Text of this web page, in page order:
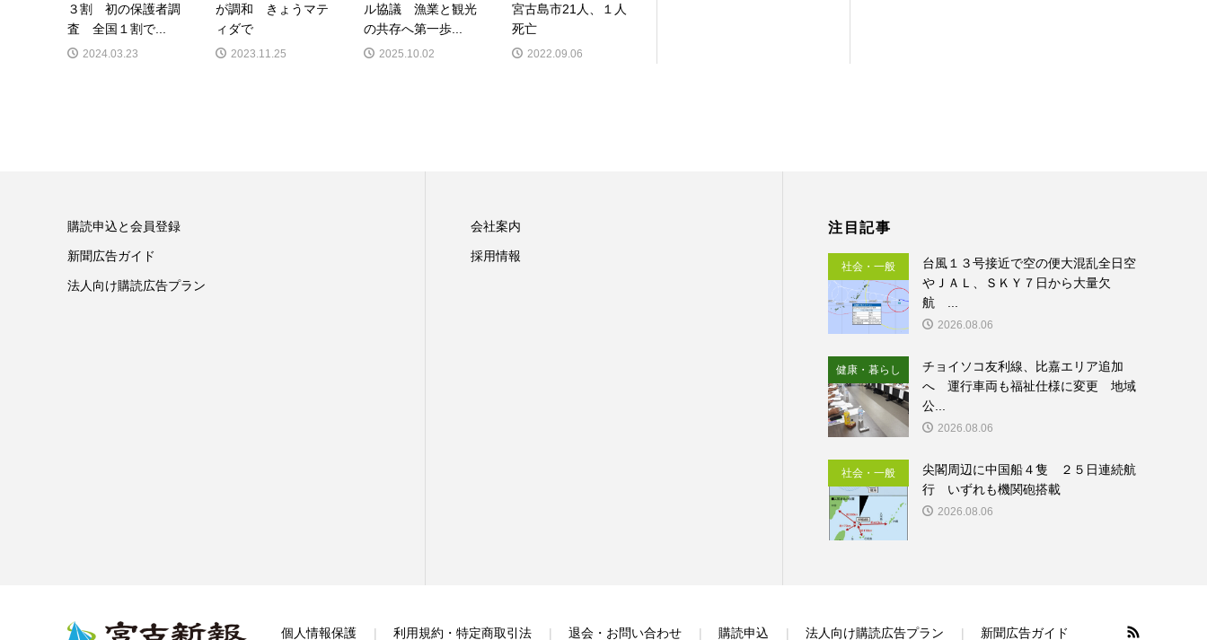
３割 初の保護者調
査 全国１割で...
2024.03.23
が調和 きょうマテ
ィダで
2023.11.25
ル協議 漁業と観光
の共存へ第一歩...
2025.10.02
宮古島市21人、１人
死亡
2022.09.06
購読申込と会員登録
新聞広告ガイド
法人向け購読広告プラン
会社案内
採用情報
注目記事
社会・一般
台風１３号接近で空の便大混乱全日空
やＪＡＬ、ＳＫＹ７日から大量欠
航 ...
2026.08.06
健康・暮らし
チョイソコ友利線、比嘉エリア追加
へ 運行車両も福祉仕様に変更 地域
公...
2026.08.06
社会・一般
尖閣周辺に中国船４隻 ２５日連続航
行 いずれも機関砲搭載
2026.08.06
個人情報保護 利用規約・特定商取引法 退会・お問い合わせ 購読申込 法人向け購読広告プラン 新聞広告ガイド